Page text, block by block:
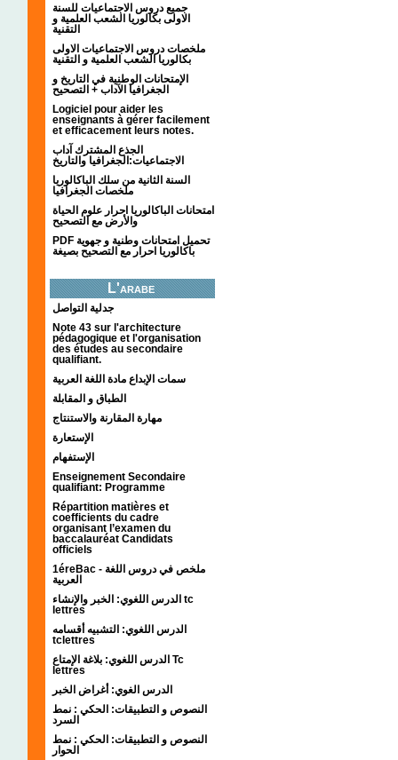
جميع دروس الاجتماعيات للسنة
الاولى بكالوريا الشعب العلمية و
التقنية
ملخصات دروس الاجتماعيات الاولى
بكالوريا الشعب العلمية و التقنية
الإمتحانات الوطنية في التاريخ و
الجغرافيا الآداب + التصحيح
Logiciel pour aider les
enseignants à gérer facilement
et efficacement leurs notes.
الجذع المشترك آداب
الاجتماعيات:الجغرافيا والتاريخ
السنة الثانية من سلك الباكالوريا
ملخصات الجغرافيا
امتحانات الباكالوريا احرار علوم الحياة
والأرض مع التصحيح
PDF تحميل امتحانات وطنية و جهوية
باكالوريا احرار مع التصحيح بصيغة
L'arabe
جدلية التواصل
Note 43 sur l'architecture
pédagogique et l'organisation
des études au secondaire
qualifiant.
سمات الإبداع مادة اللغة العربية
الطباق و المقابلة
مهارة المقارنة والاستنتاج
الإستعارة
الإستفهام
Enseignement Secondaire
qualifiant: Programme
Répartition matières et
coefficients du cadre
organisant l’examen du
baccalauréat Candidats
officiels
1éreBac - ملخص في دروس اللغة
العربية
الدرس اللغوي: الخبر والإنشاء tc
lettres
الدرس اللغوي: التشبيه أقسامه
tclettres
الدرس اللغوي: بلاغة الإمتاع Tc
lettres
الدرس الغوي: أغراض الخبر
النصوص و التطبيقات: الحكي : نمط
السرد
النصوص و التطبيقات: الحكي : نمط
الحوار